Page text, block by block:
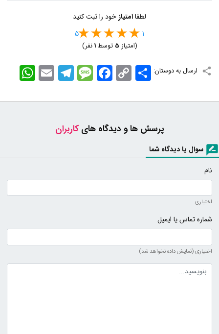
لطفاامتیاز خود را ثبت کنید
1
5
(امتیاز 5 توسط1نفر)
ارسال به دوستان: WhatsApp EmailTelegramMessageFacebook Copy
Link
اشتراک
پرسش ها و دیدگاه هایکاربران
سوال یا دیدگاه شما
نام
اختیاری
شماره تماس یا ایمیل
اختیاری (نمایش داده نخواهد شد)
متن دیدگاه